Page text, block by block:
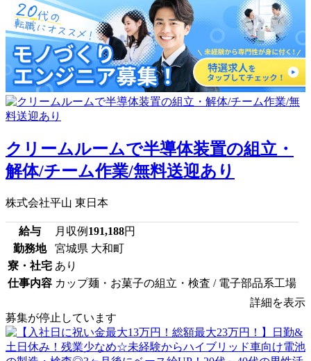
クリームルームで半導体装置の組立・
解体/チーム作業/無料送迎あり
株式会社平山 東日本
給与 月収例 191,188円
勤務地
宮城県 大和町
寮・社宅 あり
仕事内容 カップ麺・お菓子の組立・検査 / 電子部品系工場
詳細を表示
募集が停止しています